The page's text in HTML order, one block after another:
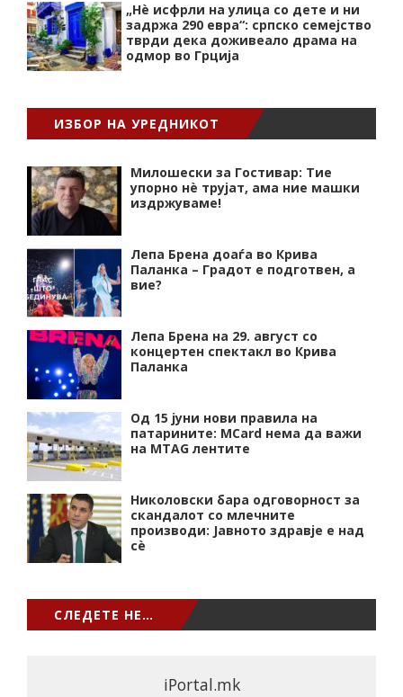
„Нѐ исфрли на улица со дете и ни
задржа 290 евра“: српско семејство
тврди дека доживеало драма на
одмор во Грција
ИЗБОР НА УРЕДНИКОТ
Милошески за Гостивар: Тие
упорно нѐ трујат, ама ние машки
издржуваме!
Лепа Брена доаѓа во Крива
Паланка – Градот е подготвен, а
вие?
Лепа Брена на 29. август со
концертен спектакл во Крива
Паланка
Од 15 јуни нови правила на
патарините: MCard нема да важи
на MTAG лентите
Николовски бара одговорност за
скандалот со млечните
производи: Јавното здравје е над
сѐ
СЛЕДЕТЕ НЕ…
iPortal.mk